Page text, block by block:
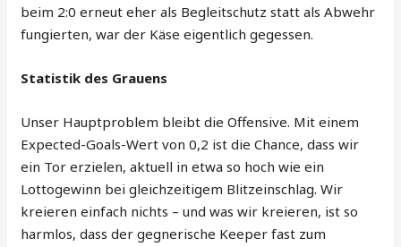
beim 2:0 erneut eher als Begleitschutz statt als Abwehr
fungierten, war der Käse eigentlich gegessen.
Statistik des Grauens
Unser Hauptproblem bleibt die Offensive. Mit einem
Expected-Goals-Wert von 0,2 ist die Chance, dass wir
ein Tor erzielen, aktuell in etwa so hoch wie ein
Lottogewinn bei gleichzeitigem Blitzeinschlag. Wir
kreieren einfach nichts – und was wir kreieren, ist so
harmlos, dass der gegnerische Keeper fast zum